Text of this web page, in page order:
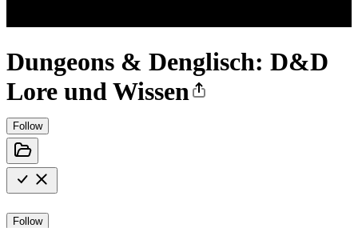
Dungeons & Denglisch: D&D
Lore und Wissen
Follow
Follow